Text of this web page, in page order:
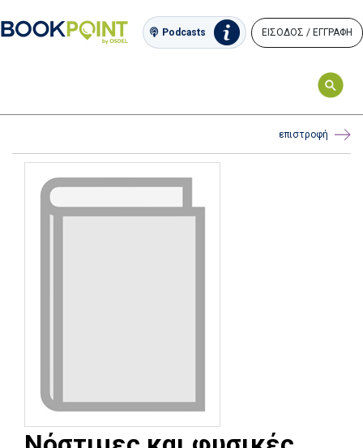
Podcasts ΕΙΣΟΔΟΣ / ΕΓΓΡΑΦΗ
επιστροφή